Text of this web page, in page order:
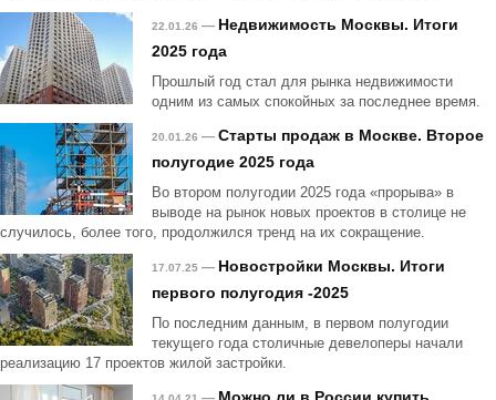
22.01.26 — Недвижимость Москвы. Итоги
2025 года
Прошлый год стал для рынка недвижимости
одним из самых спокойных за последнее время.
20.01.26 — Старты продаж в Москве. Второе
полугодие 2025 года
Во втором полугодии 2025 года «прорыва» в
выводе на рынок новых проектов в столице не
случилось, более того, продолжился тренд на их сокращение.
17.07.25 — Новостройки Москвы. Итоги
первого полугодия -2025
По последним данным, в первом полугодии
текущего года столичные девелоперы начали
реализацию 17 проектов жилой застройки.